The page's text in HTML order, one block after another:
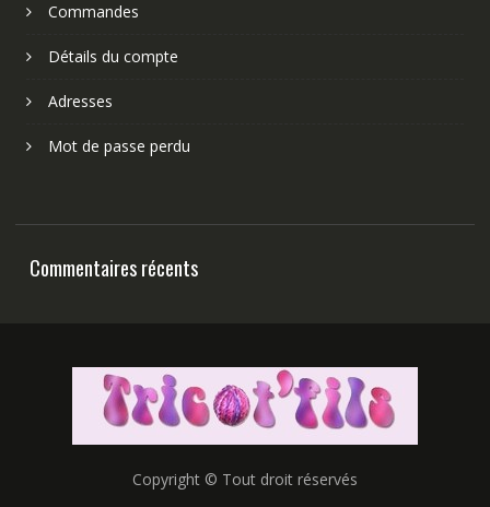
Commandes
Détails du compte
Adresses
Mot de passe perdu
Commentaires récents
Copyright © Tout droit réservés